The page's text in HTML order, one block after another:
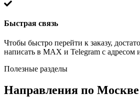
Быстрая связь
Чтобы быстро перейти к заказу,
написать в MAX и Telegram с адресом
Полезные разделы
Направления по Москве